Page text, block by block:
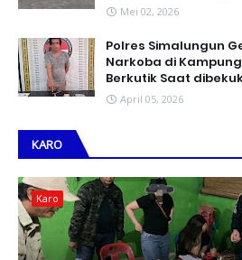
Mei 02, 2026
Polres Simalungun
Narkoba di
Berkutik Saat
April 05, 2026
KARO
Karo